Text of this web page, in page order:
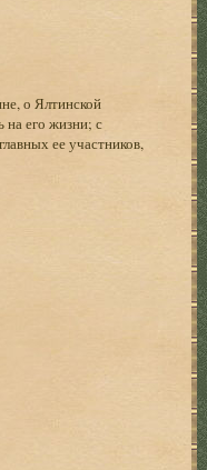
о Ялтинской
на его жизни; с
ее участников,